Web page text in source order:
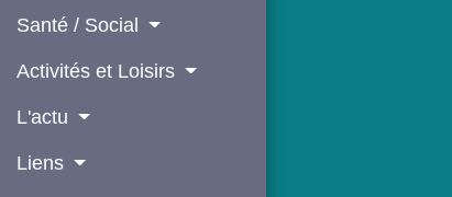
Santé / Social
Activités et Loisirs
L'actu
Liens